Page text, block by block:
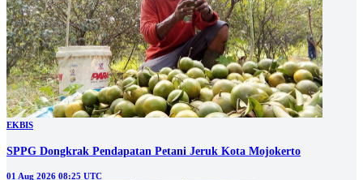
EKBIS
SPPG Dongkrak Pendapatan Petani Jeruk Kota Mojokerto
01 Aug 2026 08:25 UTC